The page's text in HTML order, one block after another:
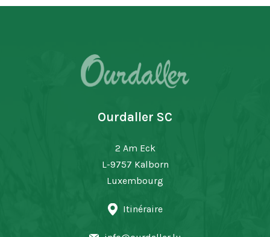
Ourdaller SC
2 Am Eck
L-9757 Kalborn
Luxembourg
Itinéraire